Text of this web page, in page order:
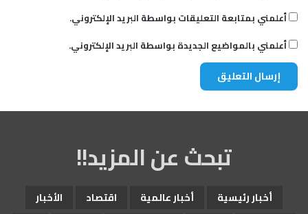
أعلمني بمتابعة التعليقات بواسطة البريد الإلكتروني.
أعلمني بالمواضيع الجديدة بواسطة البريد الإلكتروني.
تبحث عن المزيد!!
أخبار رئيسية أخبار عالمية اقتصاد
الأخبار